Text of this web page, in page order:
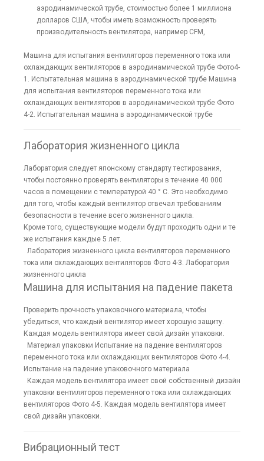
аэродинамической трубе, стоимостью более 1 миллиона
долларов США, чтобы иметь возможность проверять
производительность вентилятора, например CFM,
Машина для испытания вентиляторов переменного тока или
охлаждающих вентиляторов в аэродинамической трубе Фото4-
1. Испытательная машина в аэродинамической трубе Машина
для испытания вентиляторов переменного тока или
охлаждающих вентиляторов в аэродинамической трубе Фото
4-2. Испытательная машина в аэродинамической трубе
Лаборатория жизненного цикла
Лаборатория следует японскому стандарту тестирования,
чтобы постоянно проверять вентиляторы в течение 40 000
часов в помещении с температурой 40 ° C. Это необходимо
для того, чтобы каждый вентилятор отвечал требованиям
безопасности в течение всего жизненного цикла.
Кроме того, существующие модели будут проходить одни и те
же испытания каждые 5 лет.
Лаборатория жизненного цикла вентиляторов переменного
тока или охлаждающих вентиляторов Фото 4-3. Лаборатория
жизненного цикла
Машина для испытания на падение пакета
Проверить прочность упаковочного материала, чтобы
убедиться, что каждый вентилятор имеет хорошую защиту.
Каждая модель вентилятора имеет свой дизайн упаковки.
Материал упаковки Испытание на падение вентиляторов
переменного тока или охлаждающих вентиляторов Фото 4-4.
Испытание на падение упаковочного материала
Каждая модель вентилятора имеет свой собственный дизайн
упаковки вентиляторов переменного тока или охлаждающих
вентиляторов Фото 4-5. Каждая модель вентилятора имеет
свой дизайн упаковки.
Вибрационный тест